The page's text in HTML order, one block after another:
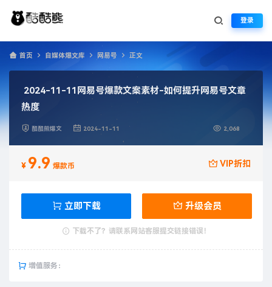
登录
首页 自媒体爆文库 网易号 正文
2024-11-11网易号爆款文案素材-如何提升网易号文章
热度
酷酷熊爆文 2024-11-11 2,068
¥ 9.9 爆款币 VIP折扣
立即下载 升级会员
下载不了？请联系网站客服提交链接错误！
增值服务：